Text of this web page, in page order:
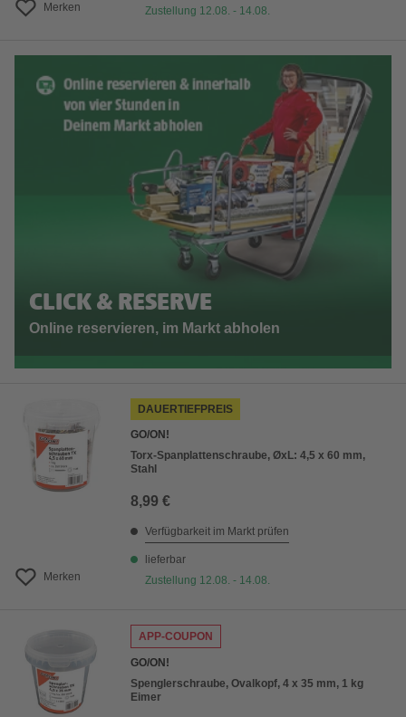
Merken
Zustellung 12.08. - 14.08.
CLICK & RESERVE
Online reservieren, im Markt abholen
Merken
DAUERTIEFPREIS
GO/ON!
Torx-Spanplattenschraube, ØxL: 4,5 x 60 mm,
Stahl
8,99 €
Verfügbarkeit im Markt prüfen
lieferbar
Zustellung 12.08. - 14.08.
APP-COUPON
GO/ON!
Spenglerschraube, Ovalkopf, 4 x 35 mm, 1 kg
Eimer